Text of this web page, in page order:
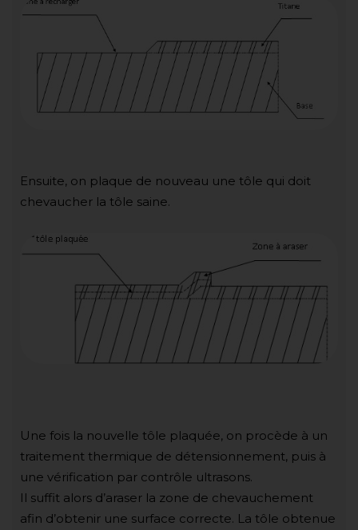
Ensuite, on plaque de nouveau une tôle qui doit
chevaucher la tôle saine.
Une fois la nouvelle tôle plaquée, on procède à un
traitement thermique de détensionnement, puis à
une vérification par contrôle ultrasons.
Il suffit alors d’araser la zone de chevauchement
afin d’obtenir une surface correcte. La tôle obtenue